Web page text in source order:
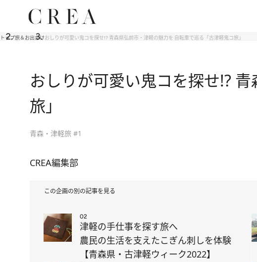
トップ旅＆お出かけおしりが可愛い鬼コを探せ!? 青森県弘前市・津軽の魅力を 自転車で巡る「古津軽鬼コ旅」
おしりが可愛い鬼コを探せ!?
旅」
青森・津軽旅 #1
CREA編集部
この企画の別の記事を見る
02
津軽の手仕事を探す旅へ
農民の生活を支えたこぎん刺しを体験
【青森県・古津軽ウィーク2022】